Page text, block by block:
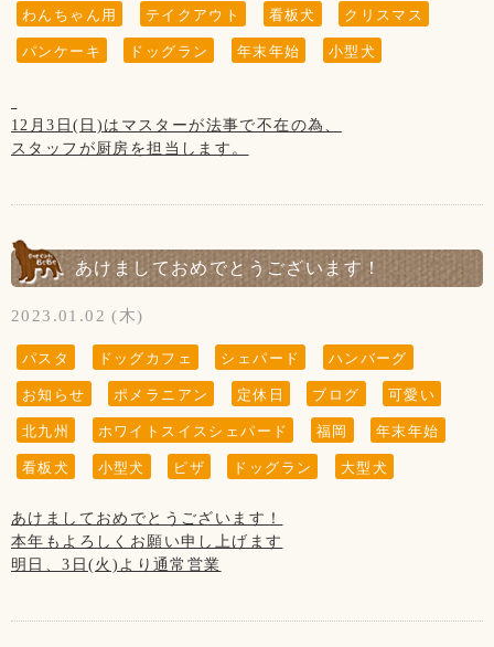
【お願い】
当店では店内・テラスでのリードの着用
(または、カートや抱っこ)をお願いしております。
ご挨拶が済んだ後の“ドッグラン内のみ”です。
(リードの付け外しもラン内でお願いします)
ノーリードをされている場合はお声かけさせて
お店の門を出られたらすぐに道路がある為
大変危険です！
必ず着用して下さい。
お声かけさせていただいてもリードを
着用していただけない場合は
今後、当店のご利用をお断させていただく
場合がございますのでご了承下さいませ。
当店のわんちゃんと遊ぶ・お散歩は出来ません。
・大型犬の子はお子様(小学生以下)が苦手な為、
触らせてあげられない場合がございます。
抱っこは禁止とさせていただきます。
わんちゃん用 テイクアウト 看板犬 クリスマス
パンケーキ ドッグラン 年末年始 小型犬
12月3日(日)はマスターが法事で不在の為、
スタッフが厨房を担当します。
お時間を頂きます。
よろしくお願いいたします！
【12月店休日】
第3水曜日の20日、
大晦日の31日がお休みです。
※28日(木)は営業致します。
あけましておめでとうございます！
2023.01.02 (木)
パスタ ドッグカフェ シェパード ハンバーグ
お知らせ ポメラニアン 定休日 ブログ 可愛い
北九州 ホワイトスイスシェパード 福岡 年末年始
看板犬 小型犬 ピザ ドッグラン 大型犬
あけましておめでとうございます！
本年もよろしくお願い申し上げます
明日、3日(火)より通常営業